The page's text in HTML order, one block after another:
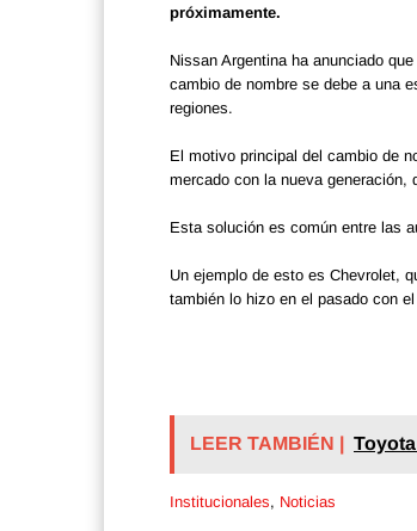
próximamente.
Nissan Argentina ha anunciado
cambio de nombre se debe a una
regiones.
El motivo principal del cambio de
mercado con la nueva
Esta solución es común entre las
Un ejemplo de esto es Chevrolet,
también lo hizo en el pasado con
LEER TAMBIÉN |
Institucionales, Noticias